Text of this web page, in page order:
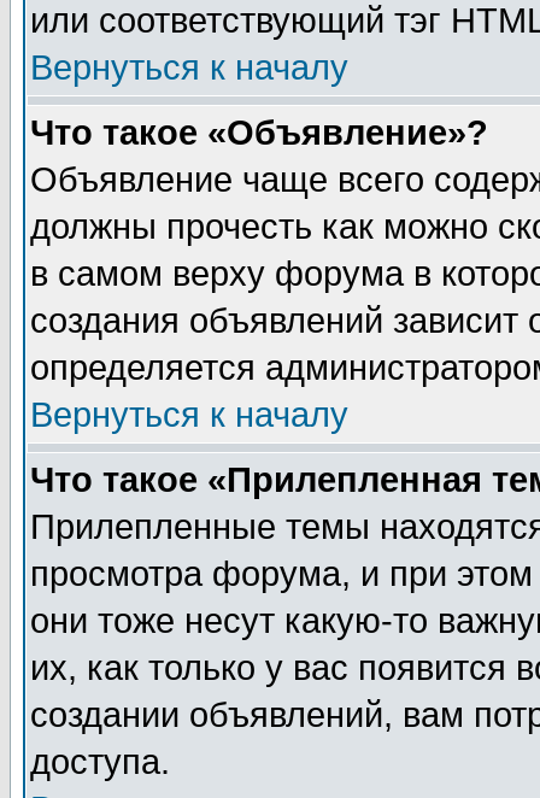
или соответствующий тэг
Вернуться к началу
Что такое «Объявление»?
Объявление чаще всего
должны прочесть как можно
в самом верху форума в
создания объявлений зависит
определяется
Вернуться к началу
Что такое «Прилепленная
Прилепленные темы
просмотра форума, и при
они тоже несут какую-то
их, как только у вас появится
создании объявлений, вам
доступа.